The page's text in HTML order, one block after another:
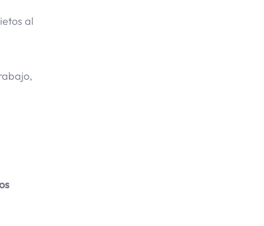
al